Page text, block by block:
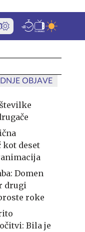
OBJAVE
kot deset
Domen
drugi
roke
Bila je